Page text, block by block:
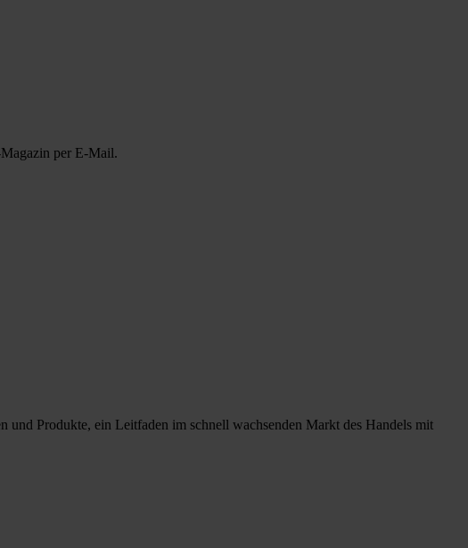
per E-Mail.
und Produkte, ein Leitfaden im schnell wachsenden Markt des Handels mit